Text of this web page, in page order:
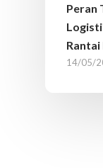
Peran
Rantai
14/05/